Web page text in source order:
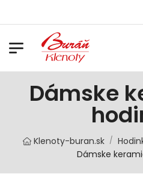
Dámske
Klenoty-buran.sk /
Dámske